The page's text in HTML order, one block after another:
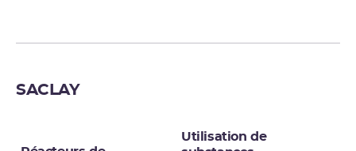
SACLAY
Utilisation de